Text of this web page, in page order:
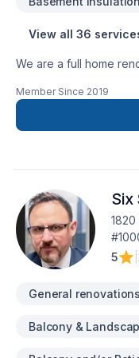
View all 36
We are a full home renovation
Since 1996, Insane
professional
Member Since 2019
Six
1820
5
General renovations
Balcony &